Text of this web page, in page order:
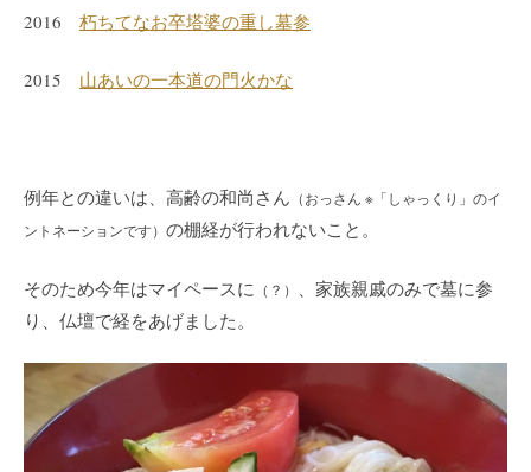
2016 朽ちてなお卒塔婆の重し墓参
2015 山あいの一本道の門火かな
例年との違いは、高齢の和尚さん （おっさん ※「しゃっくり」のイ
ントネーションです） の棚経が行われないこと。
そのため今年はマイペースに （？）
、家族親戚のみで墓に参
り、仏壇で経をあげました。